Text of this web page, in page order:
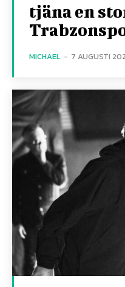
tjäna en
MICHAEL - 7 AUGUSTI